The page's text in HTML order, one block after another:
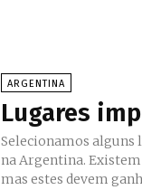
ARGENTINA
Lugares
Selecionamos alguns
na Argentina.
mas estes devem